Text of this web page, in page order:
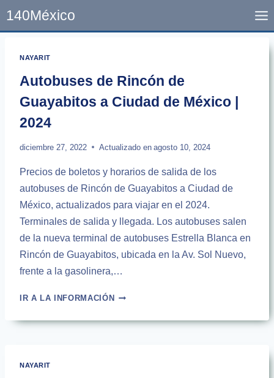
140México
NAYARIT
Autobuses de Rincón de
Guayabitos a Ciudad de México |
2024
diciembre 27, 2022 Actualizado en agosto 10, 2024
Precios de boletos y horarios de salida de los
autobuses de Rincón de Guayabitos a Ciudad de
México, actualizados para viajar en el 2024.
Terminales de salida y llegada. Los autobuses salen
de la nueva terminal de autobuses Estrella Blanca en
Rincón de Guayabitos, ubicada en la Av. Sol Nuevo,
frente a la gasolinera,…
IR A LA INFORMACIÓNAUTOBUSES
RINCÓN
NAYARIT